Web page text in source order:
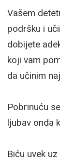
Vašem
podršku i
dobijete
koji vam
da učinim
Pobrinuću
ljubav onda
Biću uvek